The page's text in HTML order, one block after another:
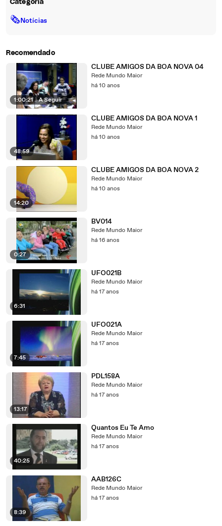
Categoria
🗞Notícias
Recomendado
1:00:21 | A Seguir
CLUBE AMIGOS DA BOA NOVA 04
Rede Mundo Maior
há 10 anos
48:59
CLUBE AMIGOS DA BOA NOVA 1
Rede Mundo Maior
há 10 anos
14:20
CLUBE AMIGOS DA BOA NOVA 2
Rede Mundo Maior
há 10 anos
0:27
BV014
Rede Mundo Maior
há 16 anos
6:31
UFO021B
Rede Mundo Maior
há 17 anos
7:45
UFO021A
Rede Mundo Maior
há 17 anos
13:17
PDL158A
Rede Mundo Maior
há 17 anos
40:25
Quantos Eu Te Amo
Rede Mundo Maior
há 17 anos
8:39
AAB126C
Rede Mundo Maior
há 17 anos